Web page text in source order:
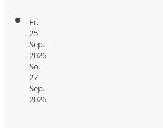
Fr.
25
Sep.
2026
So.
27
Sep.
2026